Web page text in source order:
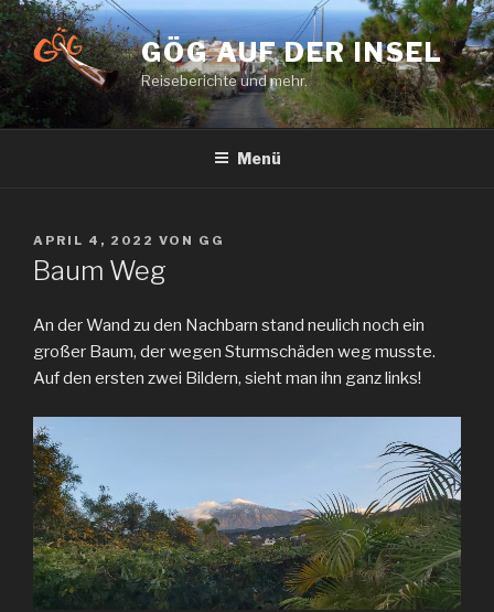
Zum
Inhalt
springen
GÖG AUF DER INSEL
Reiseberichte und mehr.
Menü
VERÖFFENTLICHT
AM
APRIL 4, 2022 VON GG
Baum Weg
An der Wand zu den Nachbarn stand neulich noch ein
großer Baum, der wegen Sturmschäden weg musste.
Auf den ersten zwei Bildern, sieht man ihn ganz links!